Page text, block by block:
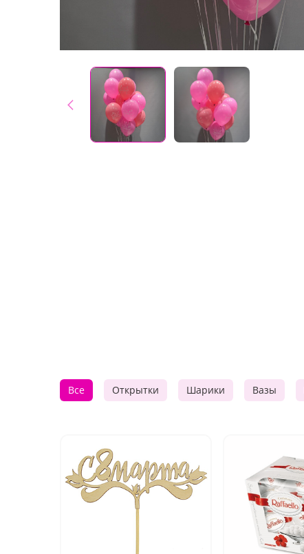
Все Открытки Шарики Вазы